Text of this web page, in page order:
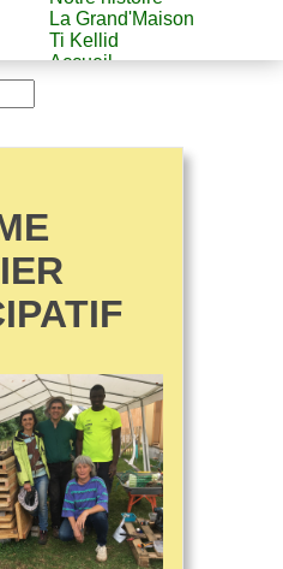
La Grand'Maison
Ti Kellid
Accueil